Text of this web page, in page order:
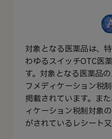
対象となる医薬品は、
わゆるスイッチOTC医
す。対象となる医薬品
フメディケーション税
掲載されています。ま
ィケーション税制対象
がされているレシート